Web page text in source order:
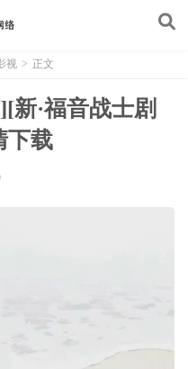
视 > 正文
新·福音战士剧
下载